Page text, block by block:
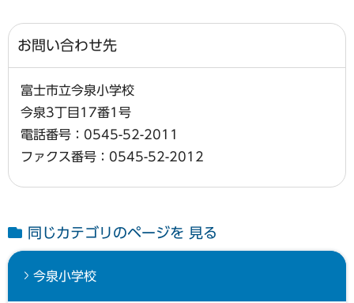
お問い合わせ先
富士市立今泉小学校
今泉3丁目17番1号
電話番号：0545-52-2011
ファクス番号：0545-52-2012
同じカテゴリのページを 見る
今泉小学校